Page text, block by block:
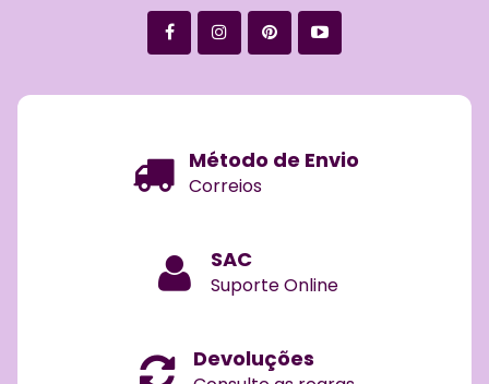
Método de Envio
Correios
SAC
Suporte Online
Devoluções